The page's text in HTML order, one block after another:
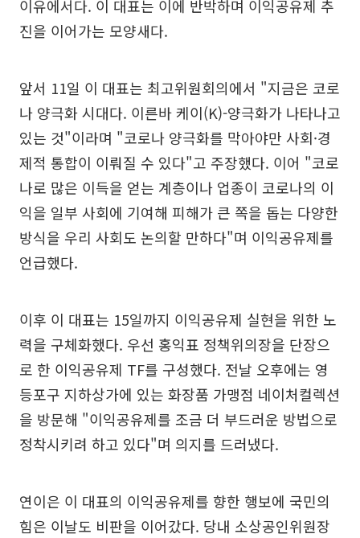
이유에서다. 이 대표는 이에 반박하며 이익공유제 추
진을 이어가는 모양새다.
앞서 11일 이 대표는 최고위원회의에서 "지금은 코로
나 양극화 시대다. 이른바 케이(K)-양극화가 나타나고
있는 것"이라며 "코로나 양극화를 막아야만 사회·경
제적 통합이 이뤄질 수 있다"고 주장했다. 이어 "코로
나로 많은 이득을 얻는 계층이나 업종이 코로나의 이
익을 일부 사회에 기여해 피해가 큰 쪽을 돕는 다양한
방식을 우리 사회도 논의할 만하다"며 이익공유제를
언급했다.
이후 이 대표는 15일까지 이익공유제 실현을 위한 노
력을 구체화했다. 우선 홍익표 정책위의장을 단장으
로 한 이익공유제 TF를 구성했다. 전날 오후에는 영
등포구 지하상가에 있는 화장품 가맹점 네이처컬렉션
을 방문해 "이익공유제를 조금 더 부드러운 방법으로
정착시키려 하고 있다"며 의지를 드러냈다.
연이은 이 대표의 이익공유제를 향한 행보에 국민의
힘은 이날도 비판을 이어갔다. 당내 소상공인위원장